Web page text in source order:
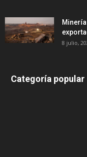
8 julio,
Categoría popular